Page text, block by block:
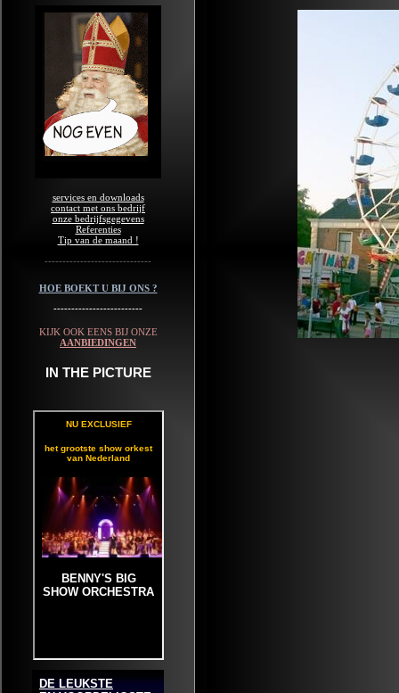
services en downloads
contact met ons bedrijf
onze bedrijfsgegevens
Referenties
Tip van de maand !
------------------------------
HOE BOEKT U BIJ ONS ?
-------------------------
KIJK OOK EENS BIJ ONZE
AANBIEDINGEN
IN THE PICTURE